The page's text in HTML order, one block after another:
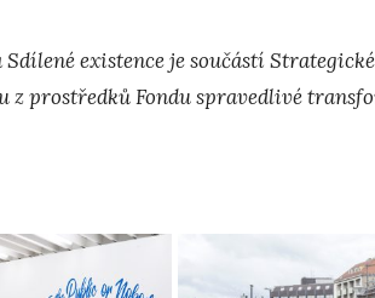
Sdílené existence je součástí
z prostředků Fondu spravedlivé